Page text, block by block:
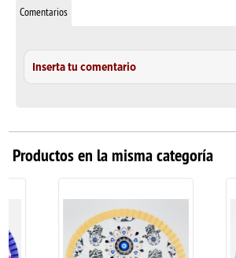
Comentarios
Inserta tu comentario
Productos en la misma categoría